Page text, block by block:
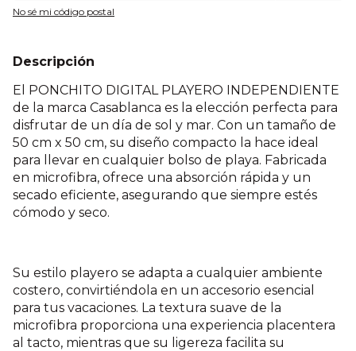
No sé mi código postal
Descripción
El PONCHITO DIGITAL PLAYERO INDEPENDIENTE
de la marca Casablanca es la elección perfecta para
disfrutar de un día de sol y mar. Con un tamaño de
50 cm x 50 cm, su diseño compacto la hace ideal
para llevar en cualquier bolso de playa. Fabricada
en microfibra, ofrece una absorción rápida y un
secado eficiente, asegurando que siempre estés
cómodo y seco.
Su estilo playero se adapta a cualquier ambiente
costero, convirtiéndola en un accesorio esencial
para tus vacaciones. La textura suave de la
microfibra proporciona una experiencia placentera
al tacto, mientras que su ligereza facilita su